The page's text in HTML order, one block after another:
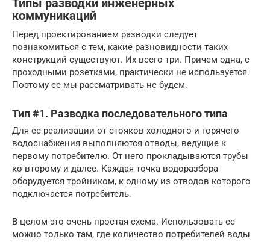
Типы разводки инженерных
коммуникаций
Перед проектированием разводки следует
познакомиться с тем, какие разновидности таких
конструкций существуют. Их всего три. Причем одна, с
проходными розетками, практически не используется.
Поэтому ее мы рассматривать не будем.
Тип #1. Разводка последовательного типа
Для ее реализации от стояков холодного и горячего
водоснабжения выполняются отводы, ведущие к
первому потребителю. От него прокладываются трубы
ко второму и далее. Каждая точка водоразбора
оборудуется тройником, к одному из отводов которого
подключается потребитель.
В целом это очень простая схема. Использовать ее
можно только там, где количество потребителей воды